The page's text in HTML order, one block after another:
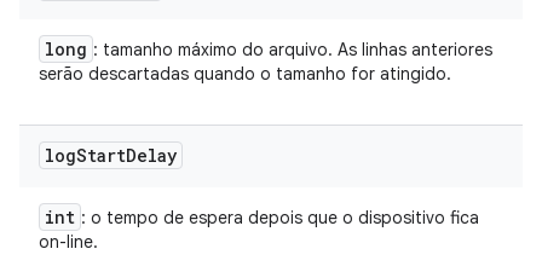
long : tamanho máximo do arquivo. As linhas anteriores
serão descartadas quando o tamanho for atingido.
logStartDelay
int : o tempo de espera depois que o dispositivo fica
on-line.